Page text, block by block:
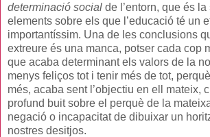
determinació social de l’entorn, que és
elements sobre els que l’educació té un
importantíssim. Una de les conclusions
extreure és una manca, potser cada cop
que acaba determinant els valors de la
menys feliços tot i tenir més de tot,
més, acaba sent l’objectiu en ell mateix,
profund buit sobre el perquè de la
negació o incapacitat de dibuixar un
nostres desitjos.